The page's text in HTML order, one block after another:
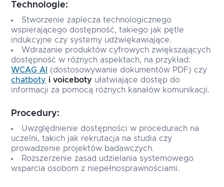
Technologie:
Stworzenie zaplecza technologicznego
wspierającego dostępność, takiego jak pętle
indukcyjne czy systemy udźwiękawiające.
Wdrażanie produktów cyfrowych zwiększających
dostępność w różnych aspektach, na przykład:
WCAG AI
(dostosowywanie dokumentów PDF) czy
chatboty i voiceboty ułatwiające dostęp do
informacji za pomocą różnych kanałów komunikacji.
Procedury:
Uwzględnienie dostępności w procedurach na
uczelni, takich jak rekrutacja na studia czy
prowadzenie projektów badawczych.
Rozszerzenie zasad udzielania systemowego
wsparcia osobom z niepełnosprawnościami.